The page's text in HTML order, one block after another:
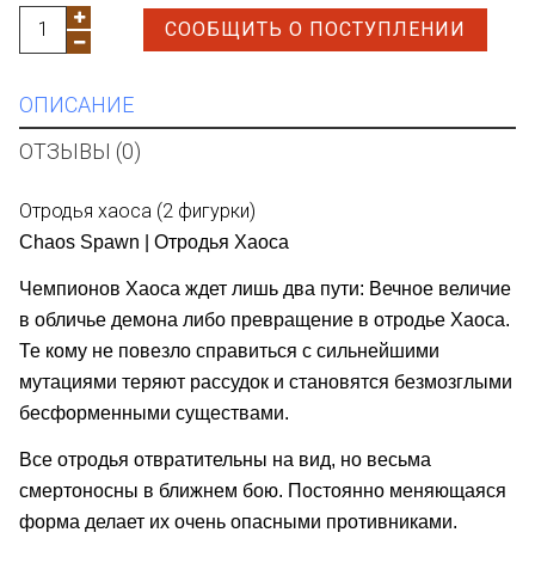
СООБЩИТЬ О ПОСТУПЛЕНИИ
ОПИСАНИЕ
ОТЗЫВЫ (0)
Отродья хаоса (2 фигурки)
Chaos Spawn | Отродья Хаоса
Чемпионов Хаоса ждет лишь два пути: Вечное величие
в обличье демона либо превращение в отродье Хаоса.
Те кому не повезло справиться с сильнейшими
мутациями теряют рассудок и становятся безмозглыми
бесформенными существами.
Все отродья отвратительны на вид, но весьма
смертоносны в ближнем бою. Постоянно меняющаяся
форма делает их очень опасными противниками.